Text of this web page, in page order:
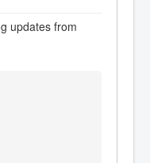
updates from